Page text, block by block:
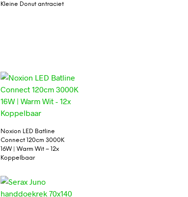
Kleine Donut antraciet
Noxion LED Batline
Connect 120cm 3000K
16W | Warm Wit – 12x
Koppelbaar